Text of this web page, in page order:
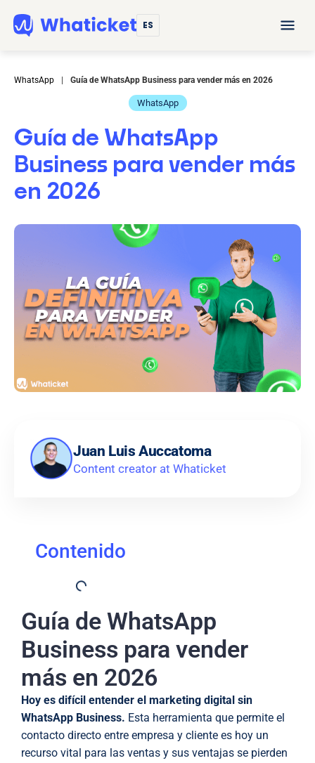
ES
WhatsApp Guía de WhatsApp Business para vender más en 2026
WhatsApp
Guía de WhatsApp
Business para vender más
en 2026
Juan Luis Auccatoma
Content creator at Whaticket
Contenido
Guía de WhatsApp
Business para vender
más en 2026
Hoy es difícil entender el marketing digital sin
WhatsApp Business. Esta herramienta que permite el
contacto directo entre empresa y cliente es hoy un
recurso vital para las ventas y sus ventajas se pierden